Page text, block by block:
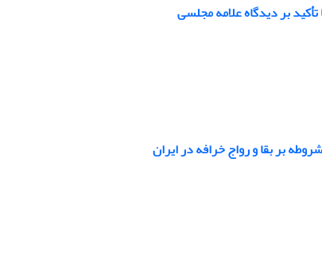
بر دیدگاه علامه مجلسی
بر بقا و رواج خرافه در ایران